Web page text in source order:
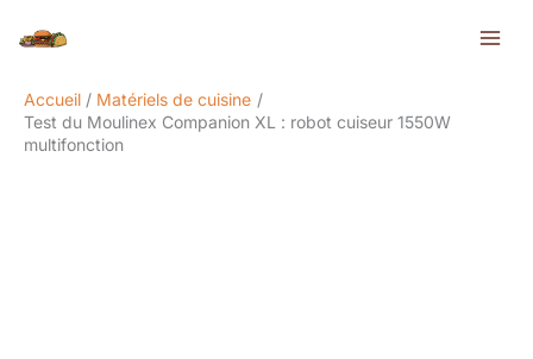
Accueil
Matériels de cuisine
Test du Moulinex Companion XL : robot cuiseur 1550W
multifonction